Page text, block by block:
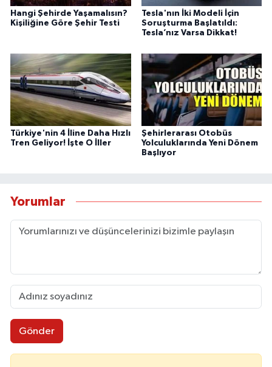
Hangi Şehirde Yaşamalısın?
Kişiliğine Göre Şehir Testi
Tesla'nın İki Modeli İçin
Soruşturma Başlatıldı:
Tesla’nız Varsa Dikkat!
Türkiye'nin 4 İline Daha Hızlı
Tren Geliyor! İşte O İller
Şehirlerarası Otobüs
Yolculuklarında Yeni Dönem
Başlıyor
Yorumlar
Gönder